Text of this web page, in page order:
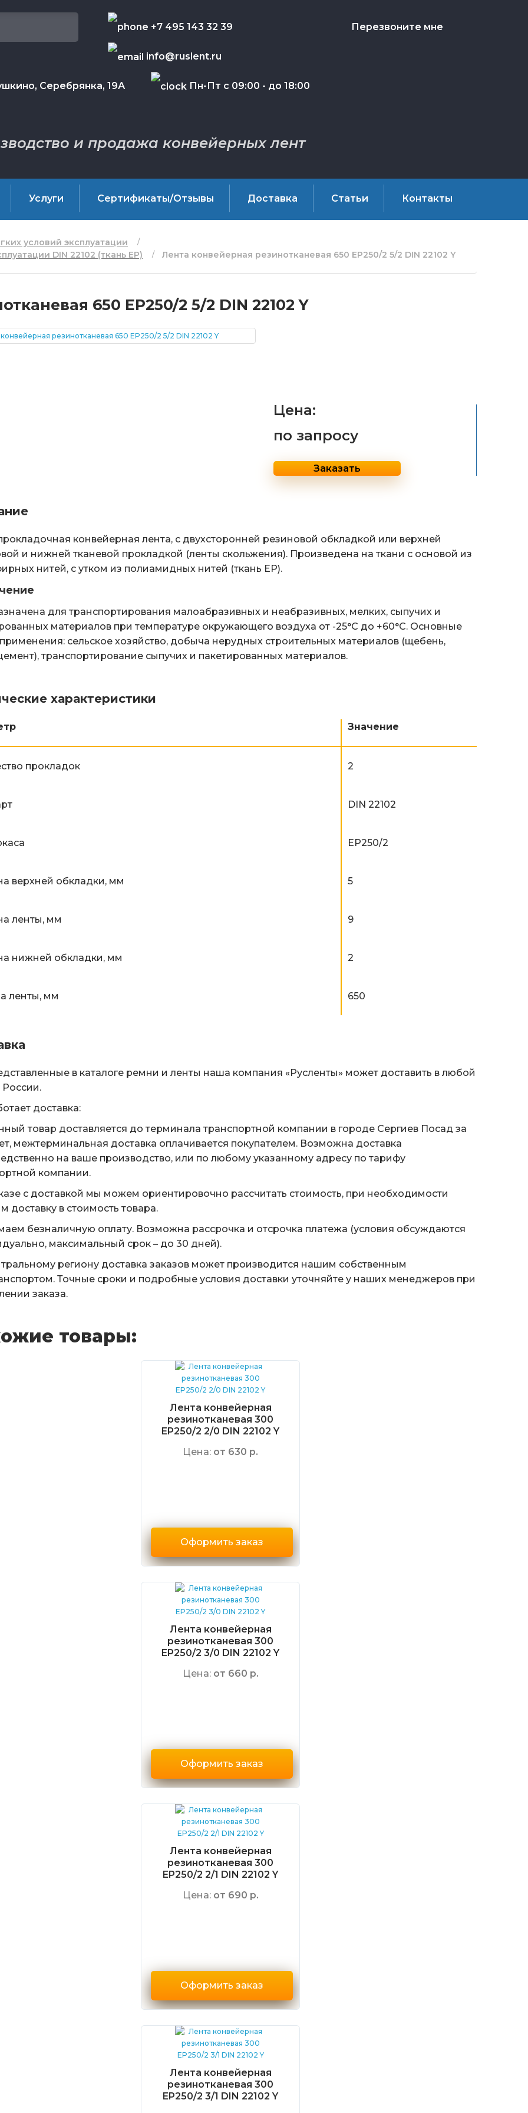
Серебрянка, 19А Пн-Пт с 09:00 - до 18:00
+7 495 143 32 39
info@ruslent.ru
Перезвоните мне
и продажа конвейерных лент
Услуги Сертификаты/Отзывы Доставка Статьи Контакты
условий эксплуатации
DIN 22102 (ткань EP)
Лента конвейерная резинотканевая 650 EP250/2 5/2 DIN 22102 Y
650 EP250/2 5/2 DIN 22102 Y
Цена:
по запросу
Заказать
конвейерная лента, с двухсторонней резиновой обкладкой или верхней
и нижней тканевой прокладкой (ленты скольжения). Произведена на ткани с основой из
нитей, с утком из полиамидных нитей (ткань ЕР).
для транспортирования малоабразивных и неабразивных, мелких, сыпучих и
материалов при температуре окружающего воздуха от -25°C до +60°C. Основные
сельское хозяйство, добыча нерудных строительных материалов (щебень,
транспортирование сыпучих и пакетированных материалов.
характеристики
Значение
прокладок 2
DIN 22102
EP250/2
верхней обкладки, мм 5
ленты, мм 9
нижней обкладки, мм 2
ленты, мм 650
в каталоге ремни и ленты наша компания «Русленты» может доставить в любой
России.
доставка:
товар доставляется до терминала транспортной компании в городе Сергиев Посад за
межтерминальная доставка оплачивается покупателем. Возможна доставка
на ваше производство, или по любому указанному адресу по тарифу
компании.
с доставкой мы можем ориентировочно рассчитать стоимость, при необходимости
доставку в стоимость товара.
безналичную оплату. Возможна рассрочка и отсрочка платежа (условия обсуждаются
максимальный срок – до 30 дней).
региону доставка заказов может производится нашим собственным
Точные сроки и подробные условия доставки уточняйте у наших менеджеров при
заказа.
товары:
Лента конвейерная
резинотканевая 300
EP250/2 2/0 DIN 22102 Y
Цена: от 630 р.
Оформить заказ
Лента конвейерная
резинотканевая 300
EP250/2 3/0 DIN 22102 Y
Цена: от 660 р.
Оформить заказ
Лента конвейерная
резинотканевая 300
EP250/2 2/1 DIN 22102 Y
Цена: от 690 р.
Оформить заказ
Лента конвейерная
резинотканевая 300
EP250/2 3/1 DIN 22102 Y